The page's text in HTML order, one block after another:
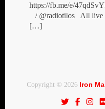
https://fb.me/e/
/ @radiotilos All live
[…]
Copyright © 2026 Iron